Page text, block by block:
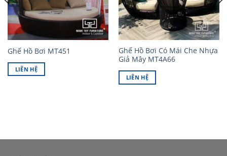
Ghế Hồ Bơi MT451
LIÊN HỆ
Ghế Hồ Bơi Có Mái Che Nhựa
Giả Mây MT4A66
LIÊN HỆ